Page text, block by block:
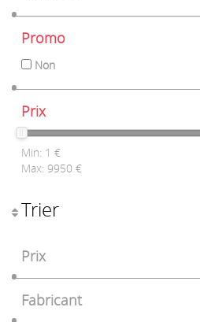
Promo
Non
Prix
Min: 1 €
Max: 9950 €
Trier
Prix
Fabricant